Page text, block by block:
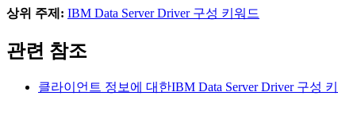
상위 주제: IBM Data Server Driver 구성 키워드
관련 참조
클라이언트 정보에 대한IBM Data Server Driver 구성